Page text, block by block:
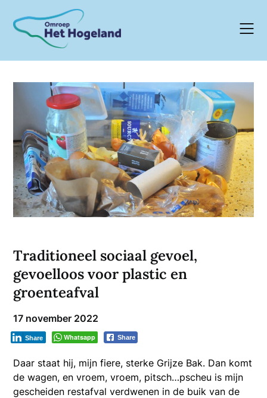
content
Traditioneel sociaal gevoel,
gevoelloos voor plastic en
groenteafval
17 november 2022
Whatsapp Share
Share
Daar staat hij, mijn fiere, sterke Grijze Bak. Dan komt
de wagen, en vroem, vroem, pitsch…pscheu is mijn
gescheiden restafval verdwenen in de buik van de